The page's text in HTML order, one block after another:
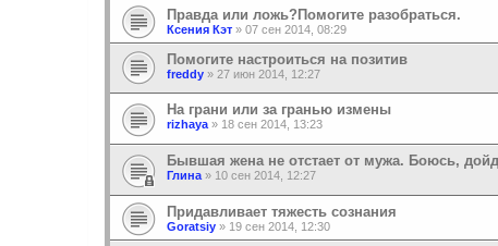
Правда или ложь?Помогите разобраться.
Ксения Кэт » 07 сен 2014, 08:29
Помогите настроиться на позитив
freddy » 27 июн 2014, 12:27
На грани или за гранью измены
rizhaya» 18 сен 2014, 13:23
Бывшая жена не отстает от мужа. Боюсь,
Глина » 10 сен 2014, 12:27
Придавливает тяжесть сознания
Goratsiy » 19 сен 2014, 12:30